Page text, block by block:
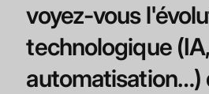
voyez-vous
technologique (IA,
automatisation…)